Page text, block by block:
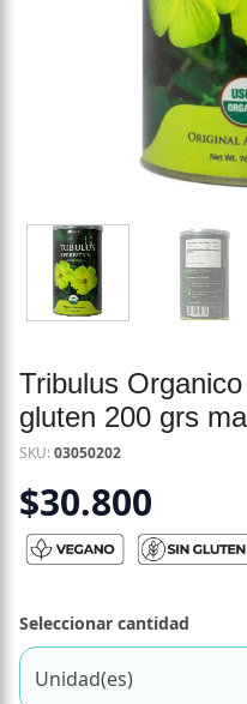
Tribulus
gluten 200 grs
SKU:03050202
$30.800
Seleccionar cantidad
Unidad(es)